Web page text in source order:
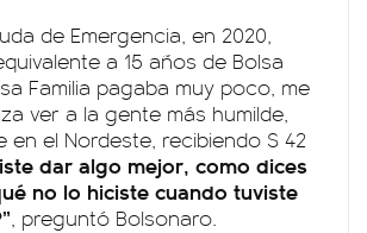
de Emergencia, en 2020,
a 15 años de Bolsa
Familia pagaba muy poco, me
ver a la gente más humilde,
en el Nordeste, recibiendo $ 42
dar algo mejor, como dices
no lo hiciste cuando tuviste
, preguntó Bolsonaro.